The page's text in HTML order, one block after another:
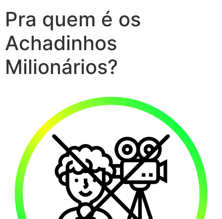
Pra quem é os
Achadinhos
Milionários?